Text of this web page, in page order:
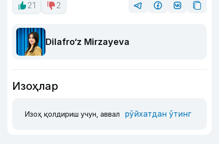
21
2
Dilafro‘z Mirzayeva
Изоҳлар
Изоҳ қолдириш учун, аввал рўйхатдан ўтинг